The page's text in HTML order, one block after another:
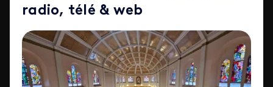
radio, télé & web